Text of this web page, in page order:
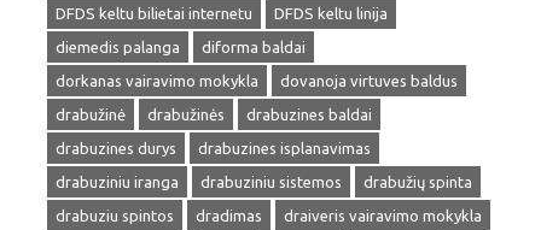
DFDS keltu bilietai internetu
DFDS keltu linija
diemedis palanga
diforma baldai
dorkanas vairavimo mokykla
dovanoja virtuves baldus
drabužinė
drabužinės
drabuzines baldai
drabuzines durys
drabuzines isplanavimas
drabuziniu iranga
drabuziniu sistemos
drabužių spinta
drabuziu spintos
dradimas
draiveris vairavimo mokykla